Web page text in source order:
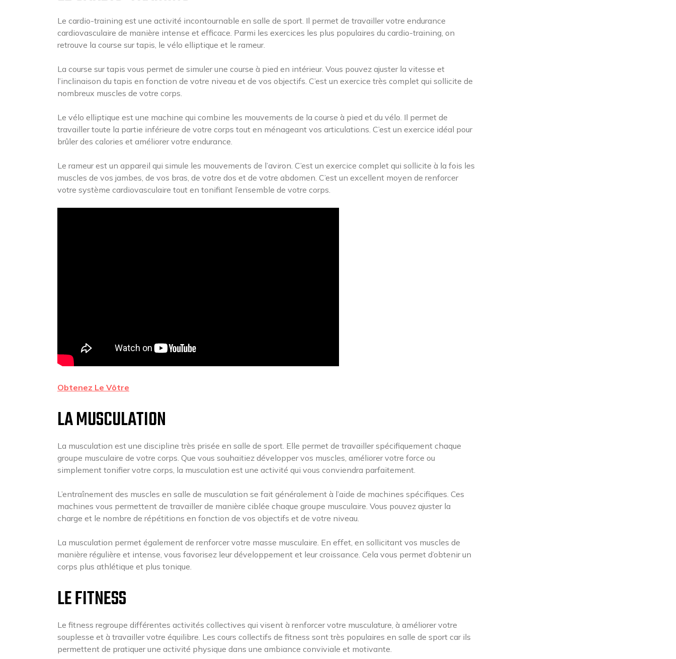
Le cardio-training est une activité incontournable en salle de sport. Il permet de travailler votre endurance
cardiovasculaire de manière intense et efficace. Parmi les exercices les plus populaires du cardio-training, on
retrouve la course sur tapis, le vélo elliptique et le rameur.
La course sur tapis vous permet de simuler une course à pied en intérieur. Vous pouvez ajuster la vitesse et
l’inclinaison du tapis en fonction de votre niveau et de vos objectifs. C’est un exercice très complet qui sollicite de
nombreux muscles de votre corps.
Le vélo elliptique est une machine qui combine les mouvements de la course à pied et du vélo. Il permet de
travailler toute la partie inférieure de votre corps tout en ménageant vos articulations. C’est un exercice idéal pour
brûler des calories et améliorer votre endurance.
Le rameur est un appareil qui simule les mouvements de l’aviron. C’est un exercice complet qui sollicite à la fois les
muscles de vos jambes, de vos bras, de votre dos et de votre abdomen. C’est un excellent moyen de renforcer
votre système cardiovasculaire tout en tonifiant l’ensemble de votre corps.
Obtenez Le Vôtre
LA MUSCULATION
La musculation est une discipline très prisée en salle de sport. Elle permet de travailler spécifiquement chaque
groupe musculaire de votre corps. Que vous souhaitiez développer vos muscles, améliorer votre force ou
simplement tonifier votre corps, la musculation est une activité qui vous conviendra parfaitement.
L’entraînement des muscles en salle de musculation se fait généralement à l’aide de machines spécifiques. Ces
machines vous permettent de travailler de manière ciblée chaque groupe musculaire. Vous pouvez ajuster la
charge et le nombre de répétitions en fonction de vos objectifs et de votre niveau.
La musculation permet également de renforcer votre masse musculaire. En effet, en sollicitant vos muscles de
manière régulière et intense, vous favorisez leur développement et leur croissance. Cela vous permet d’obtenir un
corps plus athlétique et plus tonique.
LE FITNESS
Le fitness regroupe différentes activités collectives qui visent à renforcer votre musculature, à améliorer votre
souplesse et à travailler votre équilibre. Les cours collectifs de fitness sont très populaires en salle de sport car ils
permettent de pratiquer une activité physique dans une ambiance conviviale et motivante.